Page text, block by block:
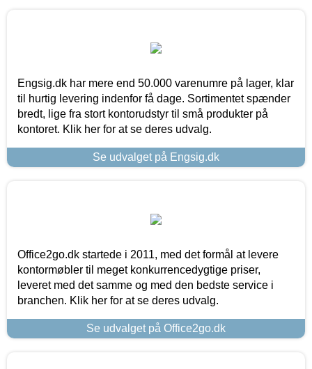
Engsig.dk har mere end 50.000 varenumre på lager, klar
til hurtig levering indenfor få dage. Sortimentet spænder
bredt, lige fra stort kontorudstyr til små produkter på
kontoret. Klik her for at se deres udvalg.
Se udvalget på Engsig.dk
Office2go.dk startede i 2011, med det formål at levere
kontormøbler til meget konkurrencedygtige priser,
leveret med det samme og med den bedste service i
branchen. Klik her for at se deres udvalg.
Se udvalget på Office2go.dk